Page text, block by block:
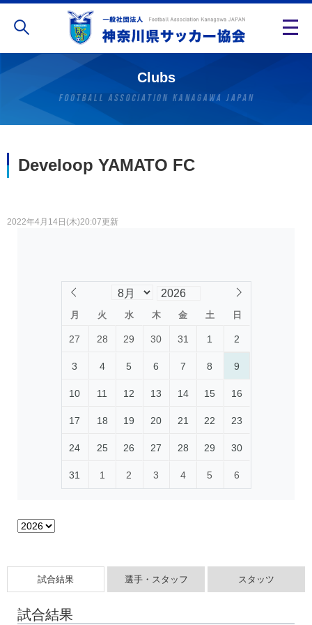
Clubs
Develoop YAMATO FC
2022年4月14日(木)20:07更新
月 火 水 木 金 土 日
27 28 29 30 31 1 2
3 4 5 6 7 8 9
10 11 12 13 14 15 16
17 18 19 20 21 22 23
24 25 26 27 28 29 30
31 1 2 3 4 5 6
試合結果 選手・スタッフ スタッツ
試合結果